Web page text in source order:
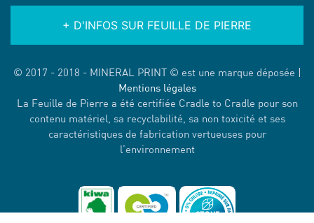
+ D'INFOS SUR FEUILLE DE PIERRE
© 2017 - 2018 - MINERAL PRINT © est une marque déposée |
Mentions légales
La Feuille de Pierre a été certifiée Cradle to Cradle pour son
contenu matériel, sa recyclabilité, sa non toxicité et ses
caractéristiques de fabrication vertueuses pour
l’environnement